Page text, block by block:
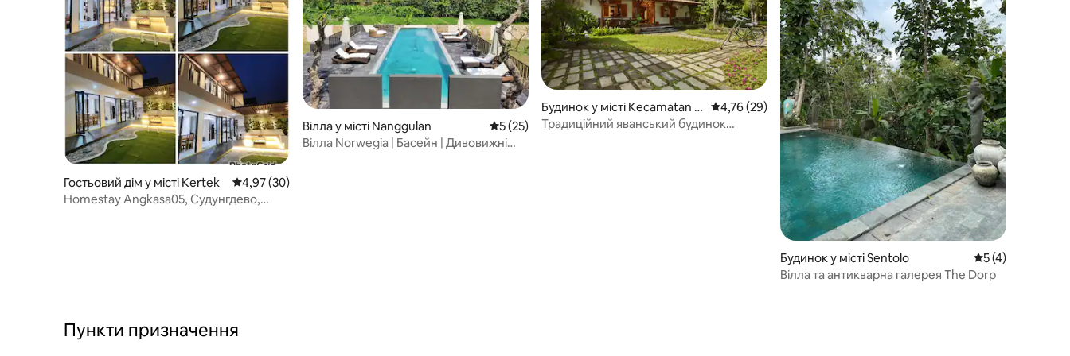
Гостьовий дім у місті Kertek Середня оцінка: 4,97 з 5, відгуки: 30
4,97 (30)
Homestay Angkasa05, Судунгдево,
Вілла у місті Nanggulan Середня оцінка: 5 з 5, відгуки: 25
5 (25)
Вілла Norwegia | Басейн | Дивовижні
Будинок у місті Kecamatan B
orobudur
Середня оцінка: 4,76 з 5, відгуки: 29
4,76 (29)
Традиційний яванський будинок
Будинок у місті Sentolo Середня оцінка:
5 (4)
Вілла та антикварна галерея The Dorp
Пункти призначення